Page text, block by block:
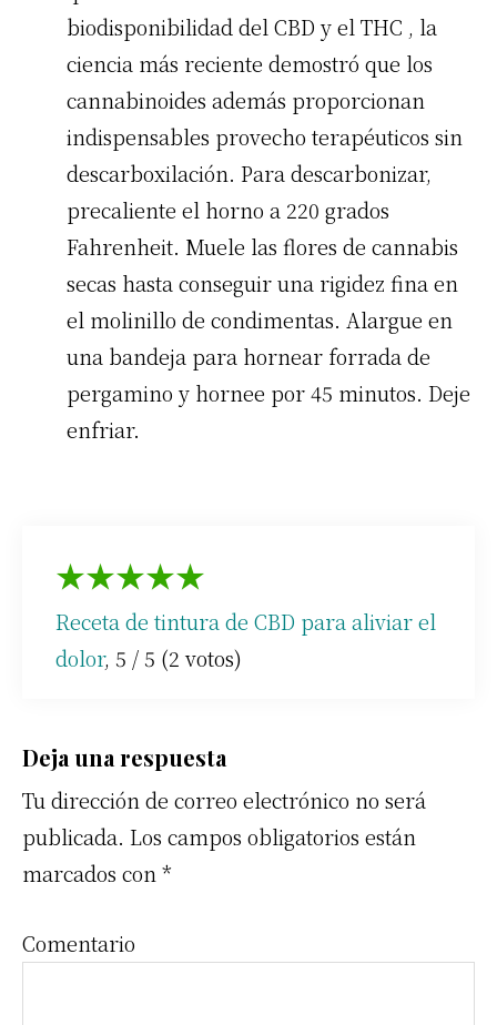
biodisponibilidad del CBD y el THC , la
ciencia más reciente demostró que los
cannabinoides además proporcionan
indispensables provecho terapéuticos sin
descarboxilación. Para descarbonizar,
precaliente el horno a 220 grados
Fahrenheit. Muele las flores de cannabis
secas hasta conseguir una rigidez fina en
el molinillo de condimentas. Alargue en
una bandeja para hornear forrada de
pergamino y hornee por 45 minutos. Deje
enfriar.
★★★★★
Receta de tintura de CBD para aliviar el
dolor, 5 /5 (2 votos)
Interacciones
con
los
lectores
Deja una respuesta
Tu dirección de correo electrónico no será
publicada. Los campos obligatorios están
marcados con *
Comentario